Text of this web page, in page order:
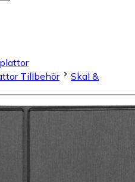
Tillbehör
Skal &